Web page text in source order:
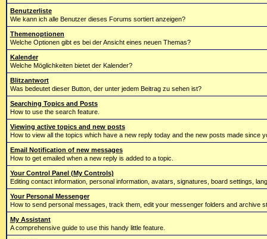
Benutzerliste
Wie kann ich alle Benutzer dieses Forums sortiert anzeigen?
Themenoptionen
Welche Optionen gibt es bei der Ansicht eines neuen Themas?
Kalender
Welche Möglichkeiten bietet der Kalender?
Blitzantwort
Was bedeutet dieser Button, der unter jedem Beitrag zu sehen ist?
Searching Topics and Posts
How to use the search feature.
Viewing active topics and new posts
How to view all the topics which have a new reply today and the new posts made since
Email Notification of new messages
How to get emailed when a new reply is added to a topic.
Your Control Panel (My Controls)
Editing contact information, personal information, avatars, signatures, board settings,
Your Personal Messenger
How to send personal messages, track them, edit your messenger folders and archive
My Assistant
A comprehensive guide to use this handy little feature.